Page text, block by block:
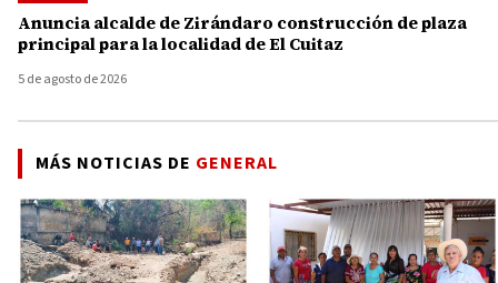
Anuncia alcalde de Zirándaro construcción de plaza
principal para la localidad de El Cuitaz
5 de agosto de 2026
MÁS NOTICIAS DE GENERAL